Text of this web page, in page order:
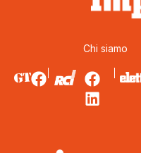
Chi siamo